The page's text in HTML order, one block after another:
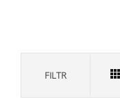
FILTR